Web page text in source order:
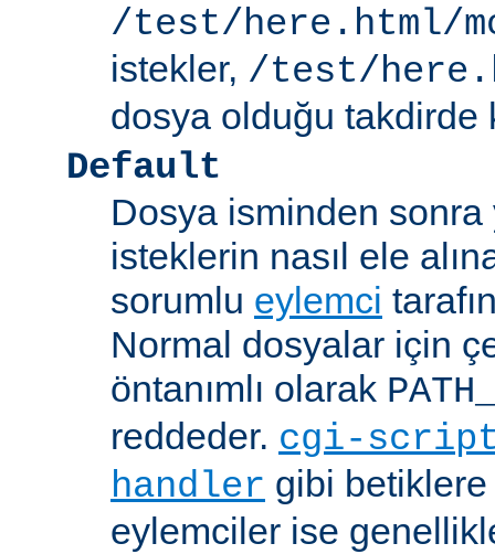
/test/here.html/
istekler, /test/
dosya olduğu takdirde
Default
Dosya isminden
isteklerin nasıl ele
sorumlu eylemci
Normal dosyalar için
öntanımlı olarak
reddeder. cgi-
handler gibi
eylemciler ise